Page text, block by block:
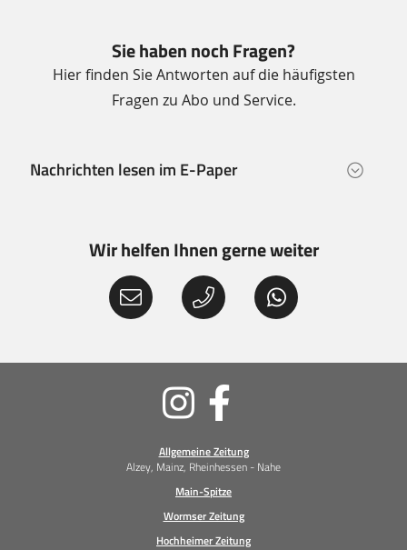
Sie haben noch Fragen?
Hier finden Sie Antworten auf die häufigsten
Fragen zu Abo und Service.
Nachrichten lesen im E-Paper
Wir helfen Ihnen gerne weiter
Allgemeine Zeitung
Alzey, Mainz, Rheinhessen - Nahe
Main-Spitze
Wormser Zeitung
Hochheimer Zeitung
Soziale
Medien